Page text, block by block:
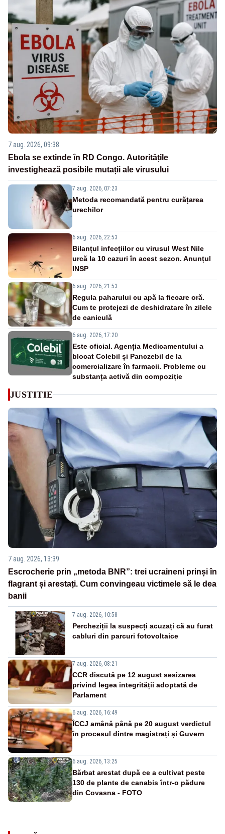
7 aug. 2026, 09:38
Ebola se extinde în RD Congo. Autoritățile
investighează posibile mutații ale virusului
7 aug. 2026, 07:23
Metoda recomandată pentru curățarea
urechilor
6 aug. 2026, 22:53
Bilanțul infecțiilor cu virusul West Nile
urcă la 10 cazuri în acest sezon. Anunțul
INSP
6 aug. 2026, 21:53
Regula paharului cu apă la fiecare oră.
Cum te protejezi de deshidratare în zilele
de caniculă
6 aug. 2026, 17:20
Este oficial. Agenția Medicamentului a
blocat Colebil și Panczebil de la
comercializare în farmacii. Probleme cu
substanța activă din compoziție
JUSTITIE
7 aug. 2026, 13:39
Escrocherie prin „metoda BNR”: trei ucraineni prinși în
flagrant și arestați. Cum convingeau victimele să le dea
banii
7 aug. 2026, 10:58
Percheziții la suspecți acuzați că au furat
cabluri din parcuri fotovoltaice
7 aug. 2026, 08:21
CCR discută pe 12 august sesizarea
privind legea integrității adoptată de
Parlament
6 aug. 2026, 16:49
ÎCCJ amână până pe 20 august verdictul
în procesul dintre magistrați și Guvern
6 aug. 2026, 13:25
Bărbat arestat după ce a cultivat peste
130 de plante de canabis într-o pădure
din Covasna - FOTO